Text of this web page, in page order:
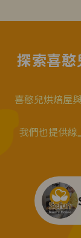
探索喜
喜憨兒烘焙屋
我們也提供線